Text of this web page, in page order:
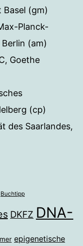
(gm)
Planck-
(am)
Goethe
(cp)
des Saarlandes,
Buchtipp
DKFZ DNA-
epigenetische